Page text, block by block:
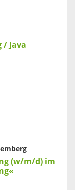
/ Java
(w/m/d) im